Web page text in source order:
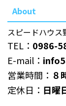
About
スピードハウス
TEL： 0986-
E-mail：
営業時間： ８
定休日： 日曜